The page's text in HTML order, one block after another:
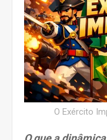
O Exército